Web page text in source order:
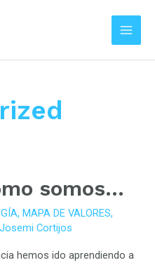
Main
somos…
,MAPA DE VALORES,
Josemi Cortijos
hemos ido aprendiendo a